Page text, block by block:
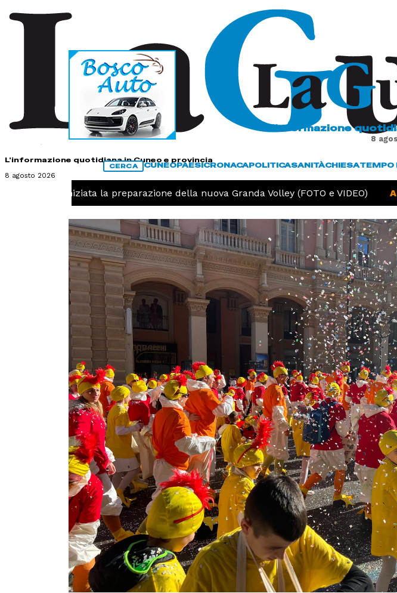
L'informazione quotidiana in Cuneo e provincia
8 agosto 2026
L'informazione
8
CERCA CUNEOPAESICRONACAPOLITICASANITÀCHIESATEMPO
iniziata la preparazione della nuova Granda Volley (FOTO e VIDEO)